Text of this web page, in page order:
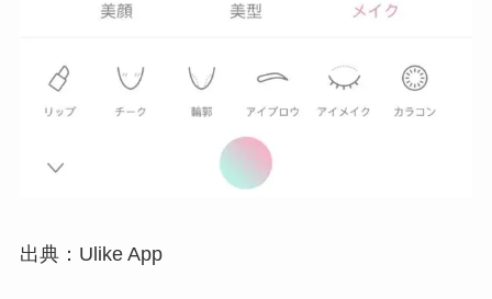
出典：Ulike App